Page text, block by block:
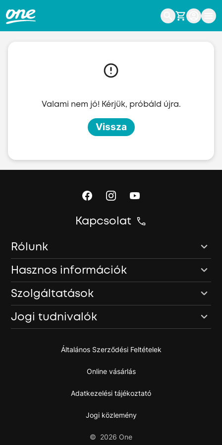
Valami nem jó! Kérjük, próbáld újra.
Vissza
Kapcsolat
Rólunk
Hasznos információk
Szolgáltatások
Jogi tudnivalók
Általános Szerződési Feltételek
Online vásárlás
Adatkezelési tájékoztató
Jogi közlemény
© 2026 One